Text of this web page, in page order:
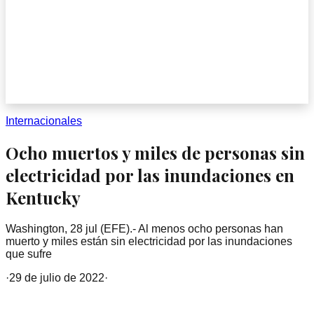
Internacionales
Ocho muertos y miles de personas sin
electricidad por las inundaciones en
Kentucky
Washington, 28 jul (EFE).- Al menos ocho personas han
muerto y miles están sin electricidad por las inundaciones
que sufre
·29 de julio de 2022·